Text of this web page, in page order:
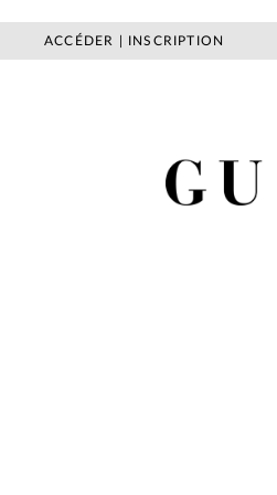
ACCÉDER INSCRIPTION